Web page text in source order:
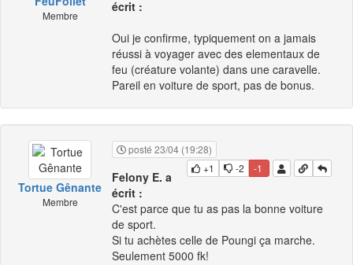
Membre
écrit :
Oui je confirme, typiquement on a jamais
réussi à voyager avec des elementaux de
feu (créature volante) dans une caravelle.
Pareil en voiture de sport, pas de bonus.
Tortue Gênante
Membre
posté 23/04 (19:28)
+1
-2 -1
Felony E. a
écrit :
C'est parce que tu as pas la bonne voiture
de sport.
Si tu achètes celle de Poungi ça marche.
Seulement 5000 fk!